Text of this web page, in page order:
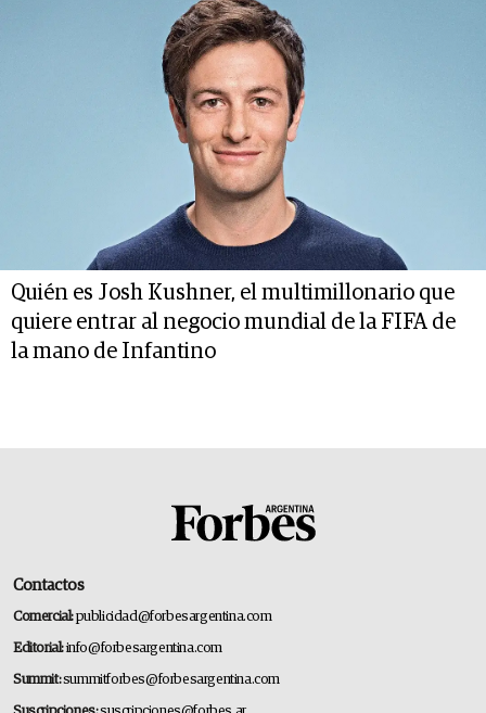
Quién es Josh Kushner, el multimillonario que
quiere entrar al negocio mundial de la FIFA de
la mano de Infantino
Contactos
Comercial:publicidad@forbesargentina.com
Editorial:info@forbesargentina.com
Summit:summitforbes@forbesargentina.com